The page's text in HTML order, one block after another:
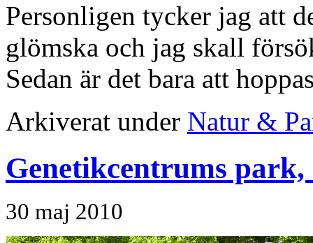
Personligen tycker jag att
glömska och jag skall
Sedan är det bara att
Arkiverat under Natur &
Genetikcentrums
30 maj 2010